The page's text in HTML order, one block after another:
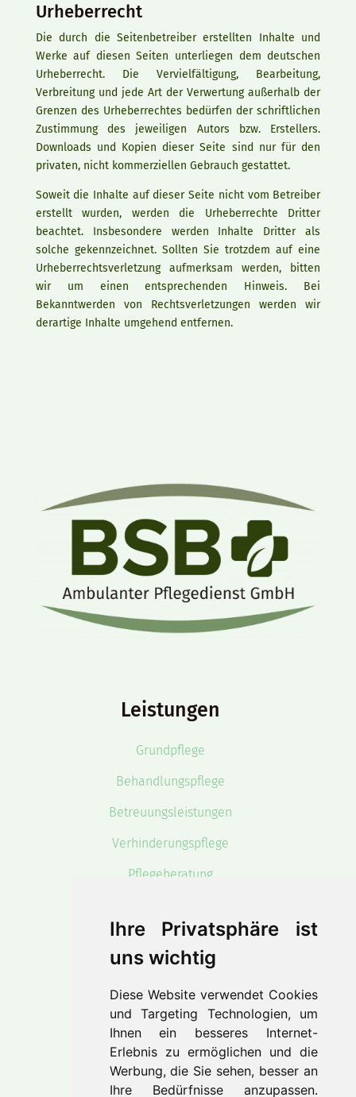
Ihre Privatsphäre ist
uns wichtig
Diese Website verwendet Cookies
und Targeting Technologien, um
Ihnen ein besseres Internet-
Erlebnis zu ermöglichen und die
Werbung, die Sie sehen, besser an
Ihre Bedürfnisse anzupassen.
Urheberrecht
Die durch die Seitenbetreiber erstellten Inhalte und
Werke auf diesen Seiten unterliegen dem deutschen
Urheberrecht. Die Vervielfältigung, Bearbeitung,
Verbreitung und jede Art der Verwertung außerhalb der
Grenzen des Urheberrechtes bedürfen der schriftlichen
Zustimmung des jeweiligen Autors bzw. Erstellers.
Downloads und Kopien dieser Seite sind nur für den
privaten, nicht kommerziellen Gebrauch gestattet.
Soweit die Inhalte auf dieser Seite nicht vom Betreiber
erstellt wurden, werden die Urheberrechte Dritter
beachtet. Insbesondere werden Inhalte Dritter als
solche gekennzeichnet. Sollten Sie trotzdem auf eine
Urheberrechtsverletzung aufmerksam werden, bitten
wir um einen entsprechenden Hinweis. Bei
Bekanntwerden von Rechtsverletzungen werden wir
derartige Inhalte umgehend entfernen.
Leistungen
Grundpflege
Behandlungspflege
Betreuungsleistungen
Verhinderungspflege
Pflegeberatung
Unternehmen
Unser Team
Jobs
Kontakt